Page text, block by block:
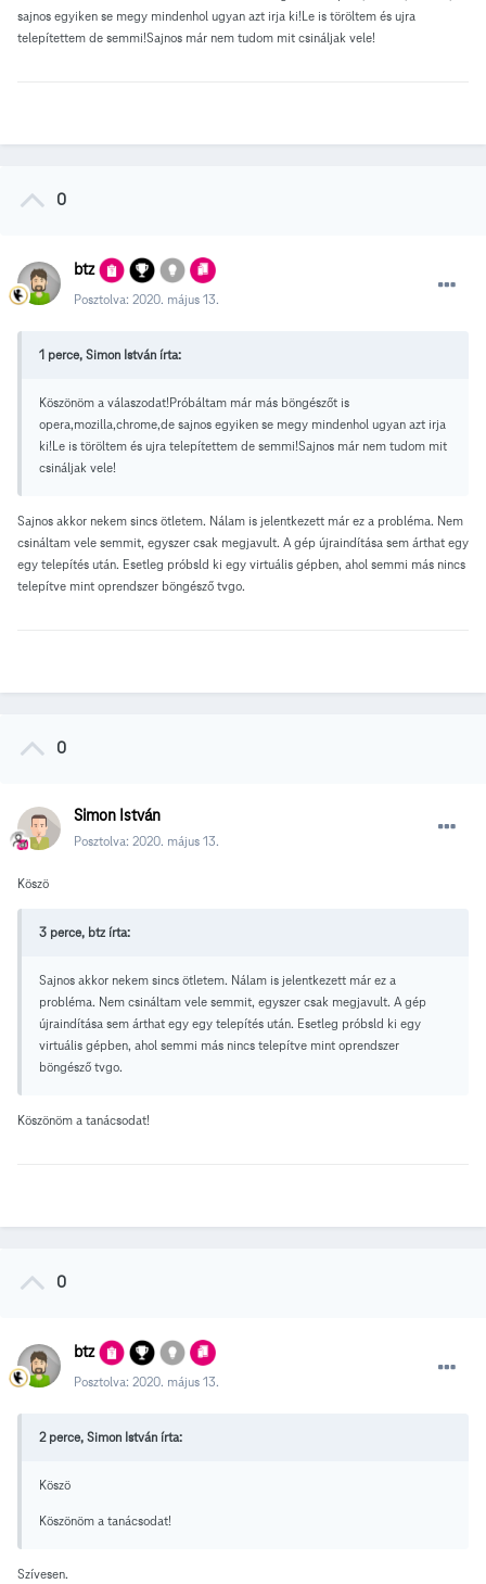
sajnos egyiken se megy mindenhol ugyan azt irja ki!Le is töröltem és ujra
telepítettem de semmi!Sajnos már nem tudom mit csináljak vele!
0
btz
Posztolva: 2020. május 13.
1 perce, Simon István írta:
Köszönöm a válaszodat!Próbáltam már más böngészőt is
opera,mozilla,chrome,de sajnos egyiken se megy mindenhol ugyan azt irja
ki!Le is töröltem és ujra telepítettem de semmi!Sajnos már nem tudom mit
csináljak vele!
Sajnos akkor nekem sincs ötletem. Nálam is jelentkezett már ez a probléma. Nem
csináltam vele semmit, egyszer csak megjavult. A gép újraindítása sem árthat egy
egy telepítés után. Esetleg próbsld ki egy virtuális gépben, ahol semmi más nincs
telepítve mint oprendszer böngésző tvgo.
0
Simon István
Posztolva: 2020. május 13.
Köszö
3 perce, btz írta:
Sajnos akkor nekem sincs ötletem. Nálam is jelentkezett már ez a
probléma. Nem csináltam vele semmit, egyszer csak megjavult. A gép
újraindítása sem árthat egy egy telepítés után. Esetleg próbsld ki egy
virtuális gépben, ahol semmi más nincs telepítve mint oprendszer
böngésző tvgo.
Köszönöm a tanácsodat!
0
btz
Posztolva: 2020. május 13.
2 perce, Simon István írta:
Köszö
Köszönöm a tanácsodat!
Szívesen.